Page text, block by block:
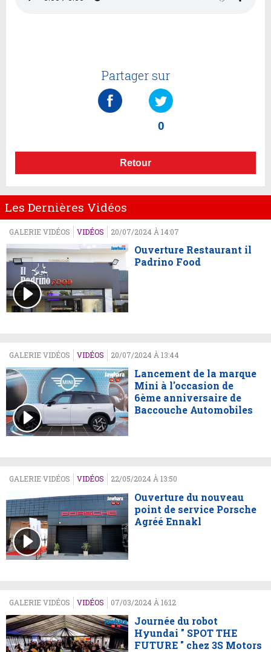
Partager sur
0
Retour
Les Dernières Vidéos
GALERIE VIDÉOS VIDÉOS 20/07/2024 À 14:07
Ouverture Restaurant il
Padrino Food
GALERIE VIDÉOS VIDÉOS 20/07/2024 À 13:44
Lancement de la marque
Mini à l'occasion de
6ème anniversaire de
Baccouche Automobiles
GALERIE VIDÉOS VIDÉOS 22/05/2024 À 13:50
Ouverture du nouveau
point de service Porsche
Agréé Ennakl
GALERIE VIDÉOS VIDÉOS 07/03/2024 À 16:12
Journée du robot
Hyundai " SPOT THE
FUTURE " chez 3S Motors